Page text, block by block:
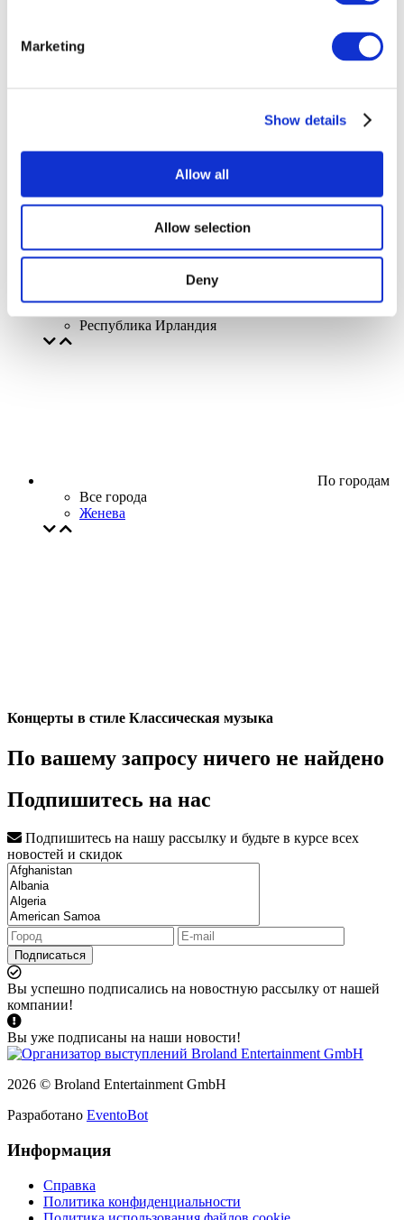
Marketing
Show details
Allow all
Allow selection
Deny
Республика Ирландия
По городам
Все города
Женева
Концерты в стиле Классическая музыка
По вашему запросу ничего не найдено
Подпишитесь на нас
Подпишитесь на нашу рассылку и будьте в курсе всех
новостей и скидок
Подписаться
Вы успешно подписались на новостную рассылку от нашей
компании!
Вы уже подписаны на наши новости!
2026 © Broland Entertainment GmbH
Разработано EventoBot
Информация
Справка
Политика конфиденциальности